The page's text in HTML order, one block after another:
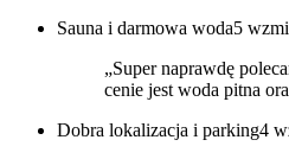
Sauna i darmowa woda5
„Super naprawdę
cenie jest woda pitna
Dobra lokalizacja i parking4